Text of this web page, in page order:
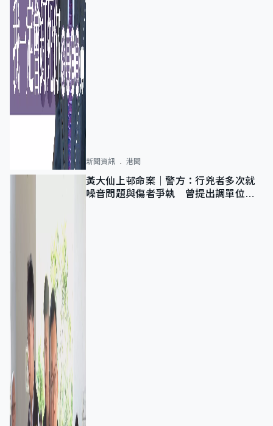
新聞資訊 港聞
黃大仙上邨命案｜警方：行兇者多次就
噪音問題與傷者爭執 曾提出調單位已